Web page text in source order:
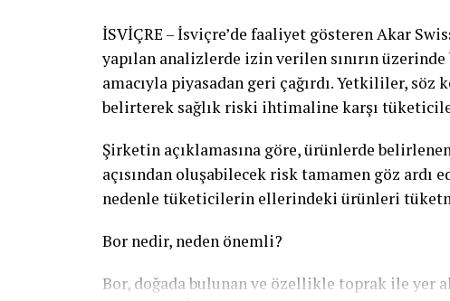
İSVİÇRE – İsviçre’de faaliyet gösteren Akar
yapılan analizlerde izin verilen sınırın
amacıyla piyasadan geri çağırdı. Yetkililer,
belirterek sağlık riski ihtimaline karşı
Şirketin açıklamasına göre, ürünlerde
açısından oluşabilecek risk tamamen göz ardı
nedenle tüketicilerin ellerindeki ürünleri
Bor nedir, neden önemli?
Bor, doğada bulunan ve özellikle toprak ile yer